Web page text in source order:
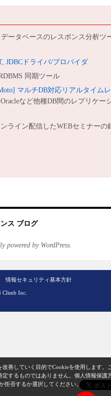
データベースのレスポンス分析ツ
JDBCドライバ/プロバイダ
同期ツール
マルチDB対応リアルタイムレ
Oracleなど他種DB間のレプリケー
ライン配信したWEBセミナーの
ス ブログ
powered by WordPress.
情報セキュリティ基本方針
Climb Inc.
善していく目的でCookieを使用します。
するものではありません。 個人情報保護
拒否するか選択してください。